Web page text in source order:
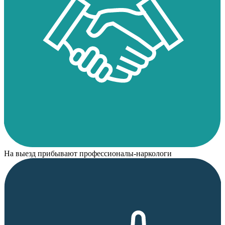
На выезд прибывают профессионалы-наркологи